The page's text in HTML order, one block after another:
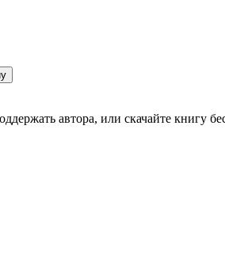
автора, или скачайте книгу